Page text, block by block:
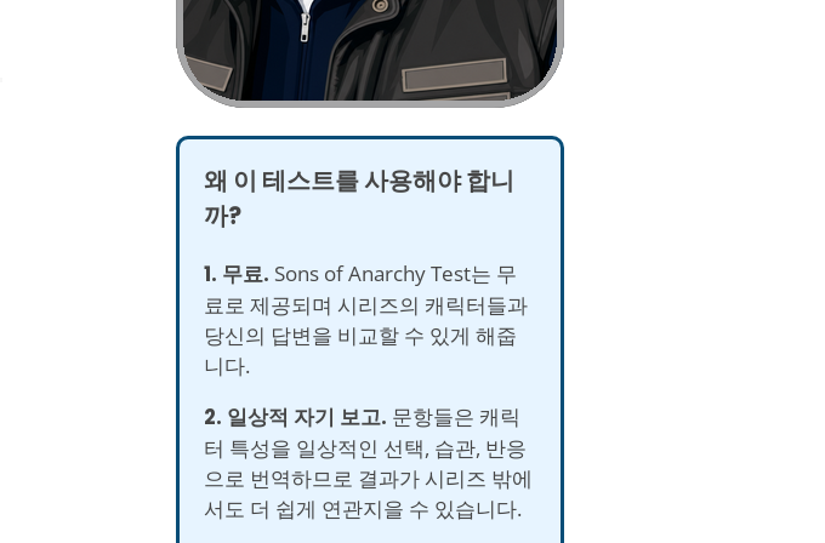
왜 이 테스트를 사용해야 합니
까?
1. 무료. Sons of Anarchy Test는 무
료로 제공되며 시리즈의 캐릭터들과
당신의 답변을 비교할 수 있게 해줍
니다.
2. 일상적 자기 보고. 문항들은 캐릭
터 특성을 일상적인 선택, 습관, 반응
으로 번역하므로 결과가 시리즈 밖에
서도 더 쉽게 연관지을 수 있습니다.